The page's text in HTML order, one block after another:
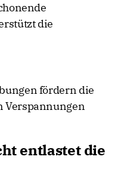
die
fördern die
Verspannungen
entlastet die